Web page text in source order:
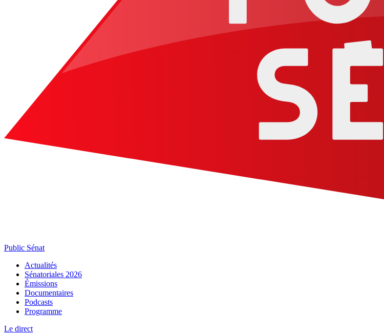
Public Sénat
Actualités
Sénatoriales 2026
Émissions
Documentaires
Podcasts
Programme
Le direct